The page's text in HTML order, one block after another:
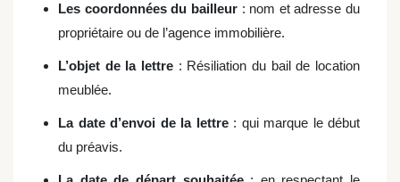
Les coordonnées du bailleur: nom et adresse du
propriétaire ou de l’agence immobilière.
L’objet de la lettre : Résiliation du bail de location
meublée.
La date d’envoi de la lettre: qui marque le début
du préavis.